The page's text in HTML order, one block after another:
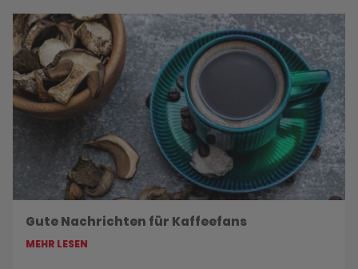
Gute Nachrichten für Kaffeefans
MEHR LESEN